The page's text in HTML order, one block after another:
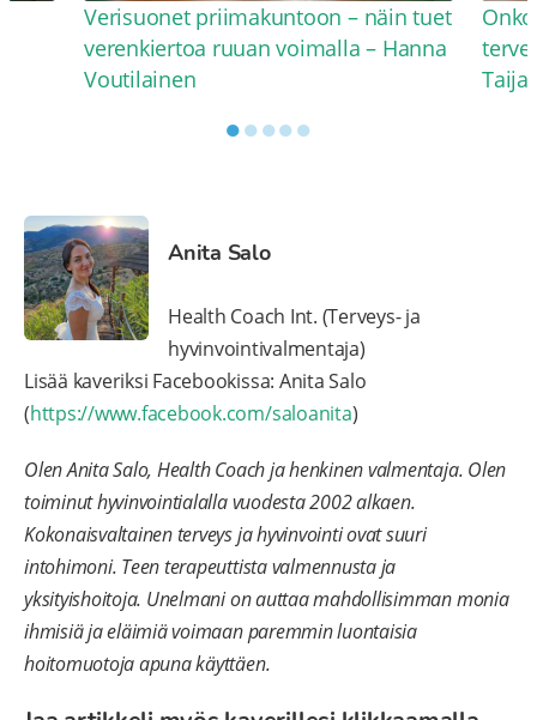
Verisuonet priimakuntoon – näin tuet
verenkiertoa ruuan voimalla – Hanna
Voutilainen
Taija
●●●●●
Anita Salo
Health Coach Int. (Terveys- ja
hyvinvointivalmentaja)
Lisää kaveriksi Facebookissa: Anita Salo
(https://www.facebook.com/saloanita)
Olen Anita Salo, Health Coach ja henkinen valmentaja. Olen
toiminut hyvinvointialalla vuodesta 2002 alkaen.
Kokonaisvaltainen terveys ja hyvinvointi ovat suuri
intohimoni. Teen terapeuttista valmennusta ja
yksityishoitoja. Unelmani on auttaa mahdollisimman monia
ihmisiä ja eläimiä voimaan paremmin luontaisia
hoitomuotoja apuna käyttäen.